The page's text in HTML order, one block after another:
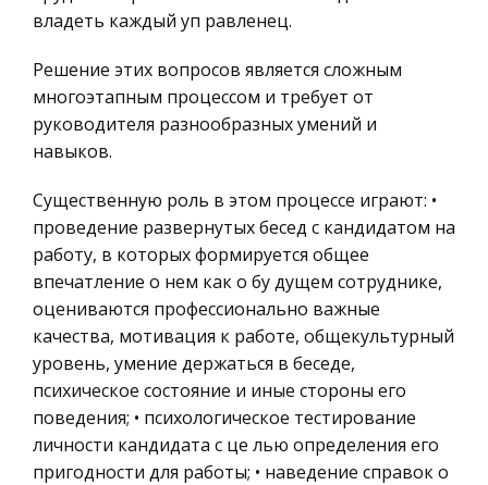
География, Экономическая география
Бухгалтерский учет
Налоговое право
Экологическое право
Физика
Теория государства и права
Компьютерные сети
Философия
Программирование, Базы данных
Правоохранительные органы
Конституционное (государственное) право
России
Елизавета Петровна
Царствование ее было не без славы, даже не без
пользы. Молодость ее прошла не назидательно.
Ни строгих правил, ни приятных воспоминаний
не могла царевна вынести из беспризорной
Симметрия в физике
Любопытство и удивление толкают человека
на этот путь, заставляют его учиться всю
долгую жизнь. За это природа дарит ему
великое благо – знание, и оно служит человеку,
облегчая его труд на Земле, откр
Внешний облик деловой женщины, требования
к рабочему месту. Сувениры и подарки в
деловой сфере
владеть каждый уп равленец.
Решение этих вопросов является сложным
многоэтапным процессом и требует от
руководителя разнообразных умений и
навыков.
Существенную роль в этом процессе играют: •
проведение развернутых бесед с кандидатом на
работу, в которых формируется общее
впечатление о нем как о бу дущем сотруднике,
оцениваются профессионально важные
качества, мотивация к работе, общекультурный
уровень, умение держаться в беседе,
психическое состояние и иные стороны его
поведения; • психологическое тестирование
личности кандидата с це лью определения его
пригодности для работы; • наведение справок о